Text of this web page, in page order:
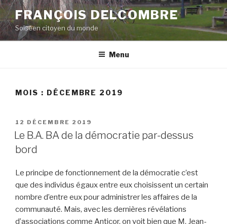
Aller
au
contenu
principal
FRANÇOIS DELCOMBRE
Soiséen citoyen du monde
Menu
MOIS : DÉCEMBRE 2019
PUBLIÉ
LE
12 DÉCEMBRE 2019
Le B.A. BA de la démocratie par-dessus
bord
Le principe de fonctionnement de la démocratie c’est
que des individus égaux entre eux choisissent un certain
nombre d’entre eux pour administrer les affaires de la
communauté. Mais, avec les dernières révélations
d’associations comme Anticor, on voit bien que M. Jean-